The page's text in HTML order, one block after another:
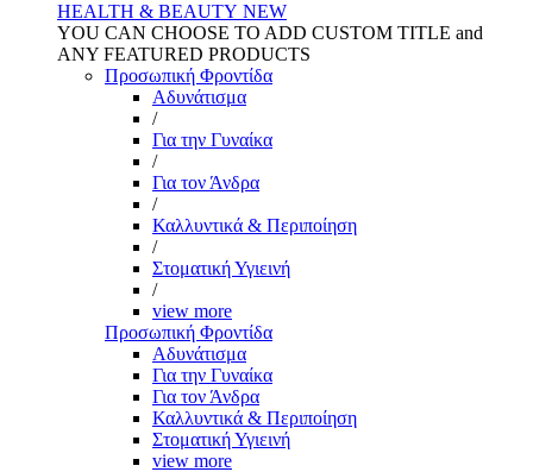
HEALTH & BEAUTY NEW
YOU CAN CHOOSE TO ADD CUSTOM TITLE and
ANY FEATURED PRODUCTS
Προσωπική Φροντίδα
Αδυνάτισμα
/
Για την Γυναίκα
/
Για τον Άνδρα
/
Καλλυντικά & Περιποίηση
/
Στοματική Υγιεινή
/
view more
Προσωπική Φροντίδα
Αδυνάτισμα
Για την Γυναίκα
Για τον Άνδρα
Καλλυντικά & Περιποίηση
Στοματική Υγιεινή
view more